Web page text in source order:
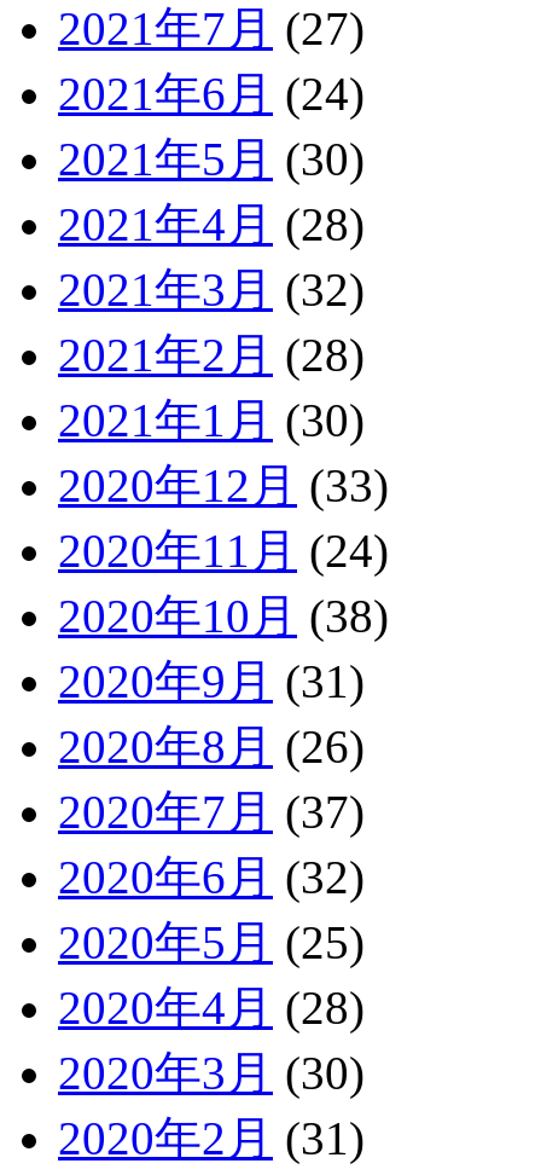
2021年7月 (27)
2021年6月 (24)
2021年5月 (30)
2021年4月 (28)
2021年3月 (32)
2021年2月 (28)
2021年1月 (30)
2020年12月 (33)
2020年11月 (24)
2020年10月 (38)
2020年9月 (31)
2020年8月 (26)
2020年7月 (37)
2020年6月 (32)
2020年5月 (25)
2020年4月 (28)
2020年3月 (30)
2020年2月 (31)